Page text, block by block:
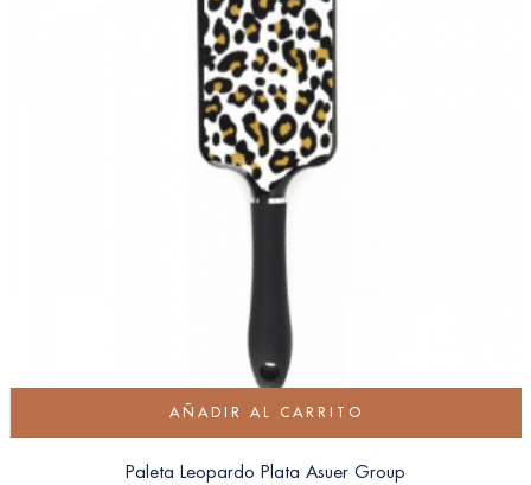
AÑADIR AL CARRITO
Paleta Leopardo Plata Asuer Group